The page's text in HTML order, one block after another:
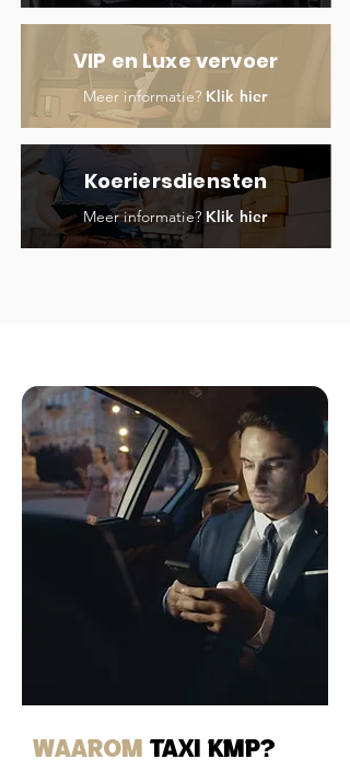
VIP en Luxe vervoer
Meer informatie? Klik hier
Koeriersdiensten
Meer informatie? Klik hier
Waarom taxi kmp?